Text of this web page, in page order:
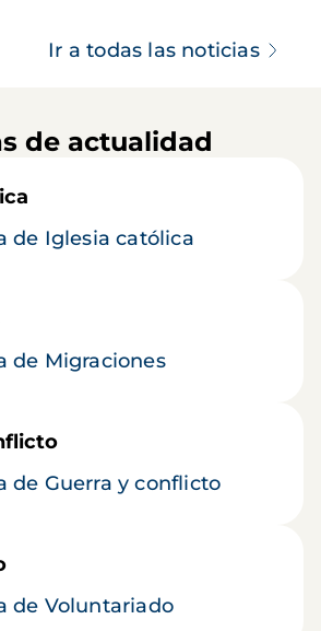
Ir a todas las noticias
de actualidad
de Iglesia católica
de Migraciones
de Guerra y conflicto
de Voluntariado